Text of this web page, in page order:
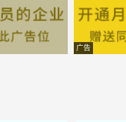
广告